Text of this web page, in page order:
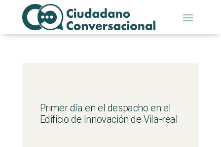
Primer día en el despacho en el
Edificio de Innovación de Vila-real